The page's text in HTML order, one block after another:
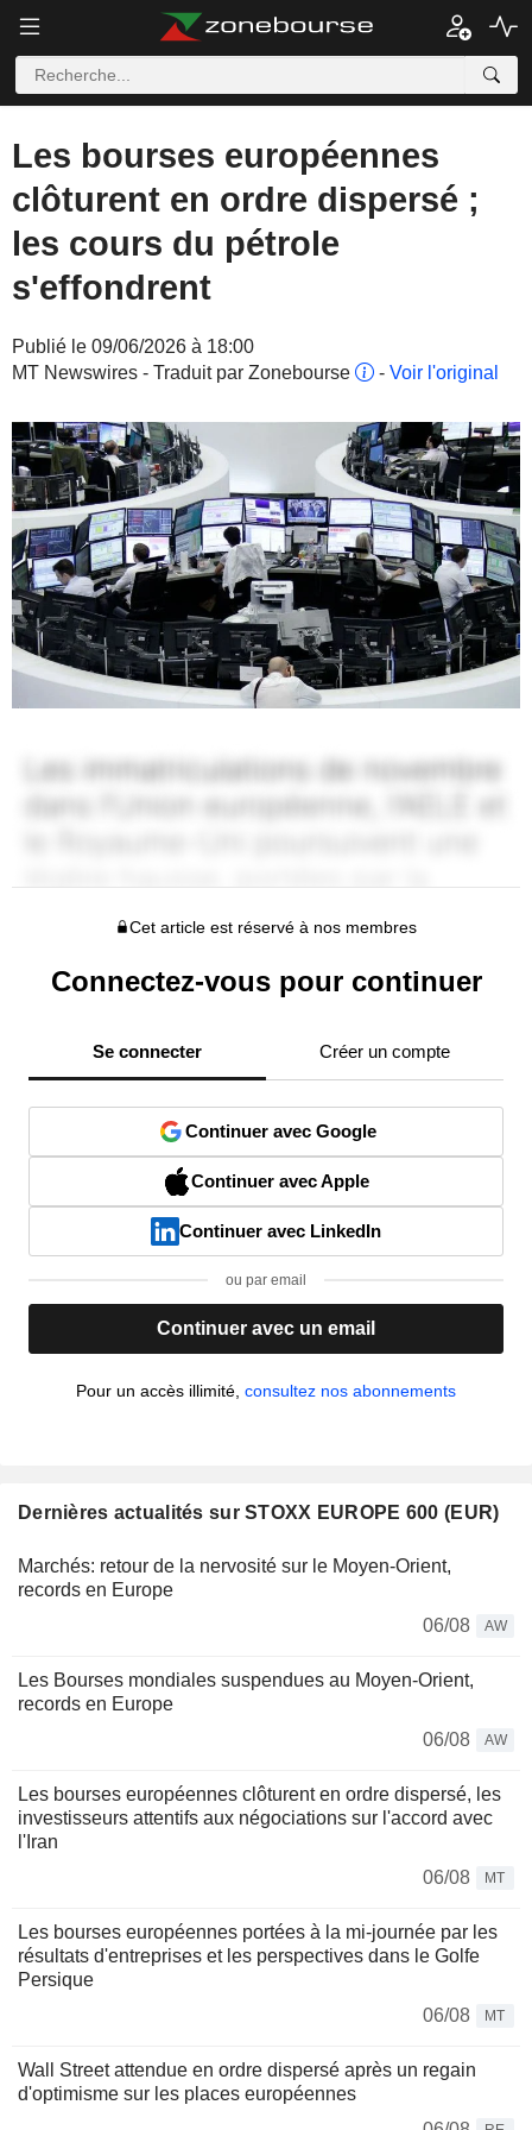
Les bourses européennes
clôturent en ordre dispersé ;
les cours du pétrole
s'effondrent
Publié le 09/06/2026 à 18:00
MT Newswires - Traduit par Zonebourse
- Voir l'original
Cet article est réservé à nos membres
Connectez-vous pour continuer
Se connecter Créer un compte
Continuer avec Google
Continuer avec Apple
Continuer avec LinkedIn
ou par email
Continuer avec un email
Pour un accès illimité, consultez nos abonnements
Dernières actualités sur STOXX EUROPE 600 (EUR)
Marchés: retour de la nervosité sur le Moyen-Orient,
records en Europe
06/08
AW
Les Bourses mondiales suspendues au Moyen-Orient,
records en Europe
06/08
AW
Les bourses européennes clôturent en ordre dispersé, les
investisseurs attentifs aux négociations sur l'accord avec
l'Iran
06/08
MT
Les bourses européennes portées à la mi-journée par les
résultats d'entreprises et les perspectives dans le Golfe
Persique
06/08
MT
Wall Street attendue en ordre dispersé après un regain
d'optimisme sur les places européennes